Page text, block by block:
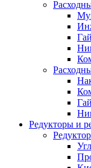
Редукторы и